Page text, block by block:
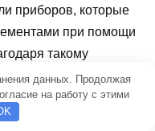
приборов, которые
при помощи
такому
открытия воздушных
кран отопителя,
и выбираются
данных. Продолжая
на работу с этими